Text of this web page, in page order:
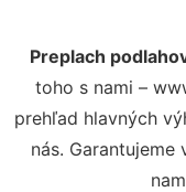
Preplach
toho s nami –
prehľad hlavných
nás. Garantujeme